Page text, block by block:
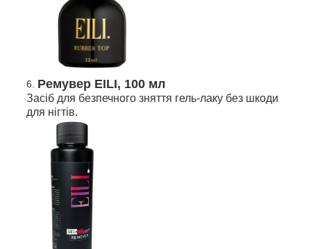
Ремувер EILI, 100 мл
Засіб для безпечного зняття гель-лаку без шкоди
для нігтів.